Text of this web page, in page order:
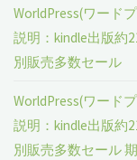
WorldPress(ワード
説明：kindle出版約
別販売多数セール
WorldPress(ワード
説明：kindle出版約
別販売多数セール